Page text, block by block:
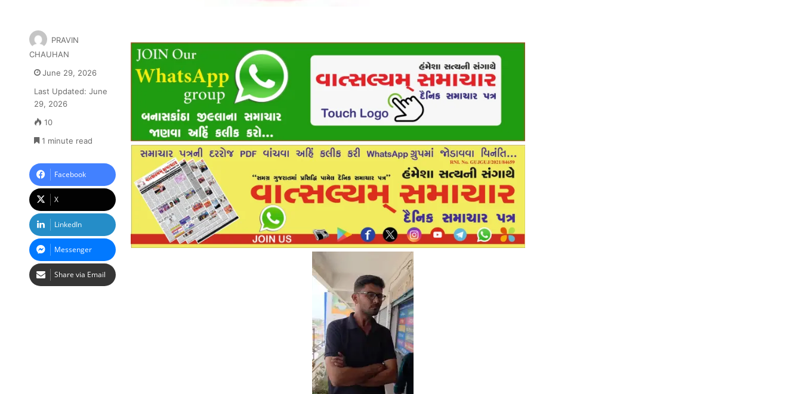
PRAVIN
CHAUHAN
June 29, 2026
Last Updated: June
29, 2026
10
1 minute read
Facebook
X
LinkedIn
Messenger
Share via Email